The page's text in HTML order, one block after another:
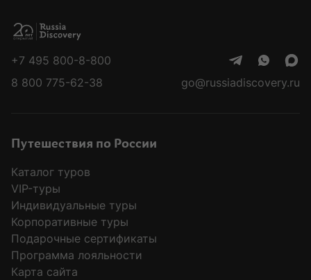
Балтийская коса: самая западная точка России
+7 495 800-8-800
8 800 775-62-38
go@russiadiscovery.ru
Путешествия по России
Каталог туров
VIP-туры
Индивидуальные туры
Корпоративные туры
Подарочные сертификаты
Программа лояльности
Карта сайта